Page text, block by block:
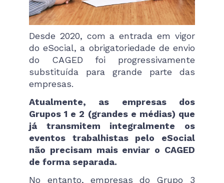
Desde 2020, com a entrada em vigor
do eSocial, a obrigatoriedade de envio
do CAGED foi progressivamente
substituída para grande parte das
empresas.
Atualmente, as empresas dos
Grupos 1 e 2 (grandes e médias) que
já transmitem integralmente os
eventos trabalhistas pelo eSocial
não precisam mais enviar o CAGED
de forma separada.
No entanto, empresas do Grupo 3